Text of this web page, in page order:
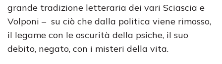
grande tradizione letteraria dei vari Sciascia e
Volponi – su ciò che dalla politica viene rimosso,
il legame con le oscurità della psiche, il suo
debito, negato, con i misteri della vita.